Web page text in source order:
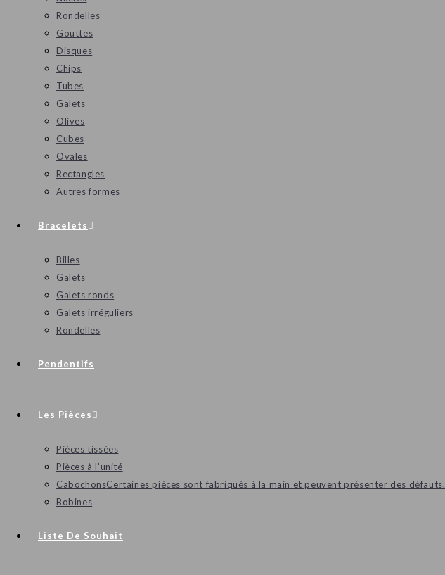
Rondelles
Gouttes
Disques
Chips
Tubes
Galets
Olives
Cubes
Ovales
Rectangles
Autres formes
Bracelets
Billes
Galets
Galets ronds
Galets irréguliers
Rondelles
Pendentifs
Les Pièces
Pièces tissées
Pièces à l’unité
CabochonsCertaines pièces sont fabriqués à la main et peuvent présenter des défauts.
Bobines
Liste De Souhait